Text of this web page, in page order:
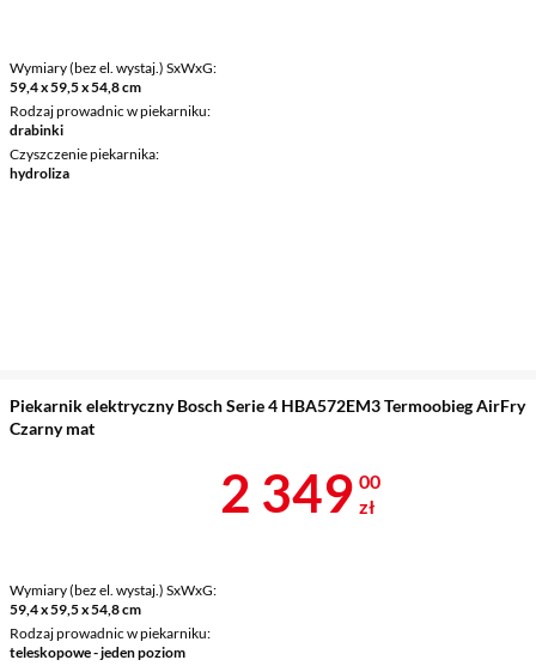
Wymiary (bez el. wystaj.) SxWxG
59,4 x 59,5 x 54,8 cm
Rodzaj prowadnic w piekarniku
drabinki
Czyszczenie piekarnika
hydroliza
Piekarnik elektryczny Bosch Serie 4 HBA572EM3 Termoobieg AirFry
Czarny mat
Wymiary (bez el. wystaj.) SxWxG
59,4 x 59,5 x 54,8 cm
Rodzaj prowadnic w piekarniku
teleskopowe - jeden poziom
Cena 2 349 zł
2 349 00
zł